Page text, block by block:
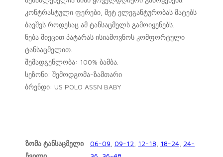
კონტრასტული ფერები, მეტ ელეგანტურობას მატებს
ბავშვს როდესაც ამ ტანსაცმელს გამოიყენებს.
ნება მიეცით პატარას ისიამოვნოს კომფორტული
ტანსაცმელით.
შემადგენლობა: 100% ბამბა.
სეზონი: შემოდგომა-ზამთარი
ბრენდი: US POLO ASSN BABY
ზომა ტანსაცმელი
06-09 09-12 12-18 18-24 24-